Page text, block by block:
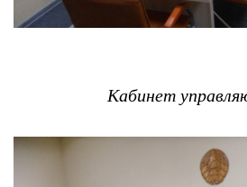
Кабинет